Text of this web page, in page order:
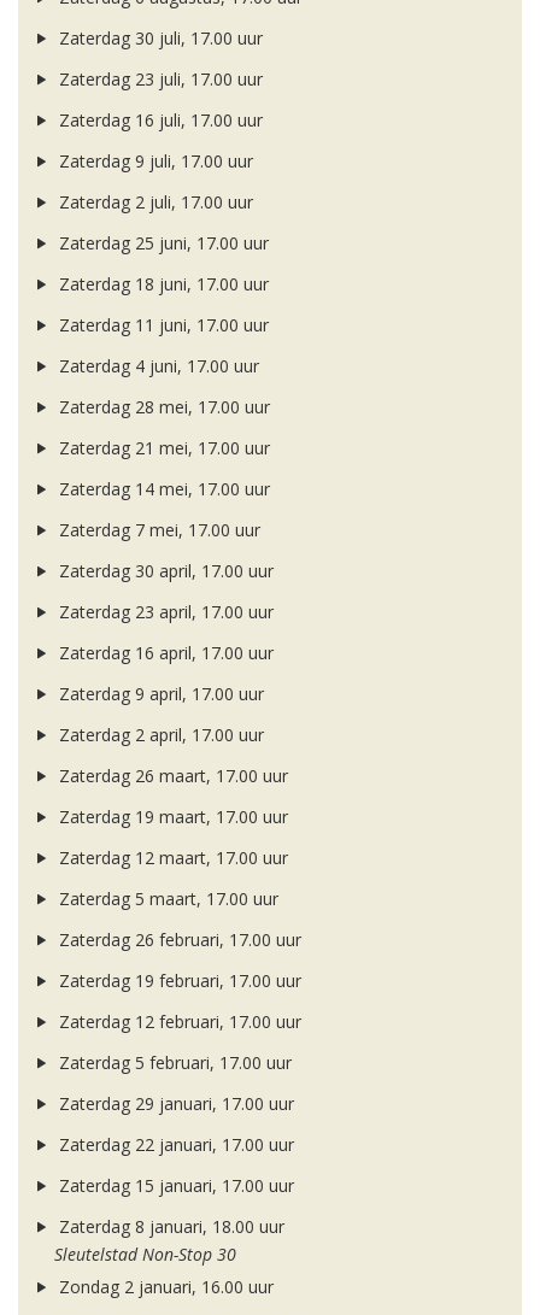
Zaterdag 30 juli, 17.00 uur
Zaterdag 23 juli, 17.00 uur
Zaterdag 16 juli, 17.00 uur
Zaterdag 9 juli, 17.00 uur
Zaterdag 2 juli, 17.00 uur
Zaterdag 25 juni, 17.00 uur
Zaterdag 18 juni, 17.00 uur
Zaterdag 11 juni, 17.00 uur
Zaterdag 4 juni, 17.00 uur
Zaterdag 28 mei, 17.00 uur
Zaterdag 21 mei, 17.00 uur
Zaterdag 14 mei, 17.00 uur
Zaterdag 7 mei, 17.00 uur
Zaterdag 30 april, 17.00 uur
Zaterdag 23 april, 17.00 uur
Zaterdag 16 april, 17.00 uur
Zaterdag 9 april, 17.00 uur
Zaterdag 2 april, 17.00 uur
Zaterdag 26 maart, 17.00 uur
Zaterdag 19 maart, 17.00 uur
Zaterdag 12 maart, 17.00 uur
Zaterdag 5 maart, 17.00 uur
Zaterdag 26 februari, 17.00 uur
Zaterdag 19 februari, 17.00 uur
Zaterdag 12 februari, 17.00 uur
Zaterdag 5 februari, 17.00 uur
Zaterdag 29 januari, 17.00 uur
Zaterdag 22 januari, 17.00 uur
Zaterdag 15 januari, 17.00 uur
Zaterdag 8 januari, 18.00 uur
Sleutelstad Non-Stop 30
Zondag 2 januari, 16.00 uur